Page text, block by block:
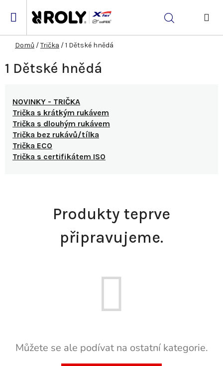
Hledat
Domů /Trička /1 Dětské hnědá
1 Dětské hnědá
NOVINKY - TRIČKA
Trička s krátkým rukávem
Trička s dlouhým rukávem
Trička bez rukávů/tílka
Trička ECO
Trička s certifikátem ISO
Produkty teprve
připravujeme.
Můžete se ale podívat na ostatní kategorie.